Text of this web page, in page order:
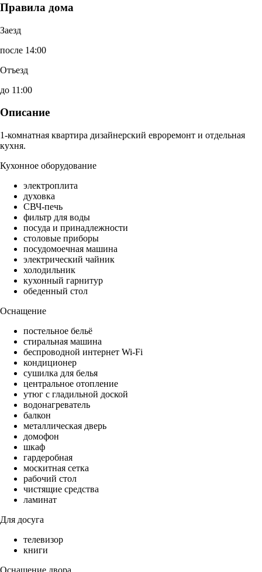
Правила дома
Заезд
после 14:00
Отъезд
до 11:00
Описание
1-комнатная квартира дизайнерский евроремонт и отдельная
кухня.
Кухонное оборудование
электроплита
духовка
СВЧ-печь
фильтр для воды
посуда и принадлежности
столовые приборы
посудомоечная машина
электрический чайник
холодильник
кухонный гарнитур
обеденный стол
Оснащение
постельное бельё
стиральная машина
беспроводной интернет Wi-Fi
кондиционер
сушилка для белья
центральное отопление
утюг с гладильной доской
водонагреватель
балкон
металлическая дверь
домофон
шкаф
гардеробная
москитная сетка
рабочий стол
чистящие средства
ламинат
Для досуга
телевизор
книги
Оснащение двора